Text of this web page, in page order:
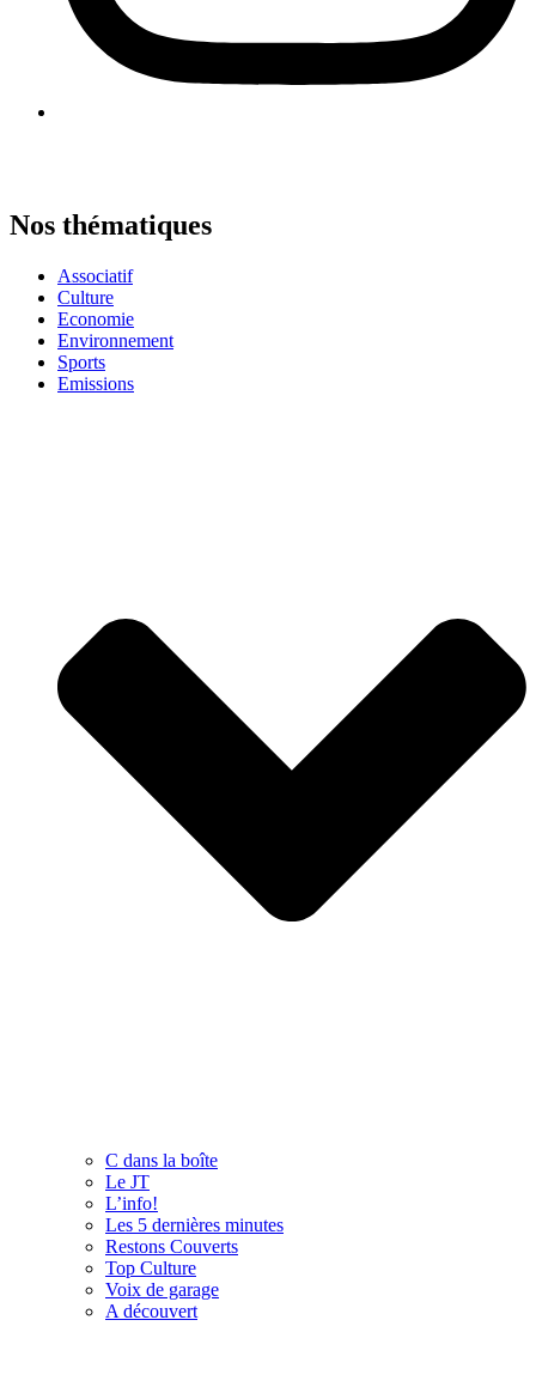
Nos thématiques
Associatif
Culture
Economie
Environnement
Sports
Emissions
C dans la boîte
Le JT
L’info!
Les 5 dernières minutes
Restons Couverts
Top Culture
Voix de garage
A découvert